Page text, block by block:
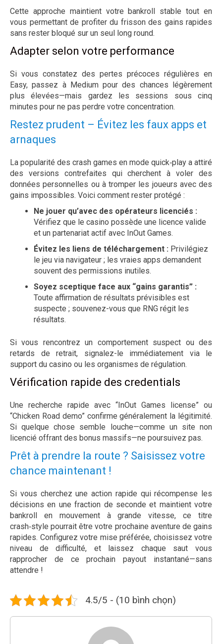
Cette approche maintient votre bankroll stable tout en
vous permettant de profiter du frisson des gains rapides
sans rester bloqué sur un seul long round.
Adapter selon votre performance
Si vous constatez des pertes précoces régulières en
Easy, passez à Medium pour des chances légèrement
plus élevées—mais gardez les sessions sous cinq
minutes pour ne pas perdre votre concentration.
Restez prudent – Évitez les faux apps et
arnaques
La popularité des crash games en mode quick‑play a attiré
des versions contrefaites qui cherchent à voler des
données personnelles ou à tromper les joueurs avec des
gains impossibles. Voici comment rester protégé :
Ne jouer qu’avec des opérateurs licenciés :
Vérifiez que le casino possède une licence valide
et un partenariat actif avec InOut Games.
Évitez les liens de téléchargement : Privilégiez
le jeu via navigateur ; les vraies apps demandent
souvent des permissions inutiles.
Soyez sceptique face aux “gains garantis” :
Toute affirmation de résultats prévisibles est
suspecte ; souvenez-vous que RNG régit les
résultats.
Si vous rencontrez un comportement suspect ou des
retards de retrait, signalez-le immédiatement via le
support du casino ou les organismes de régulation.
Vérification rapide des credentials
Une recherche rapide avec “InOut Games license” ou
“Chicken Road demo” confirme généralement la légitimité.
Si quelque chose semble louche—comme un site non
licencié offrant des bonus massifs—ne poursuivez pas.
Prêt à prendre la route ? Saisissez votre
chance maintenant !
Si vous cherchez une action rapide qui récompense les
décisions en une fraction de seconde et maintient votre
bankroll en mouvement à grande vitesse, ce titre
crash‑style pourrait être votre prochaine aventure de gains
rapides. Configurez votre mise préférée, choisissez votre
niveau de difficulté, et laissez chaque saut vous
rapprocher de ce prochain payout instantané—sans
attendre !
4.5/5 - (10 bình chọn)